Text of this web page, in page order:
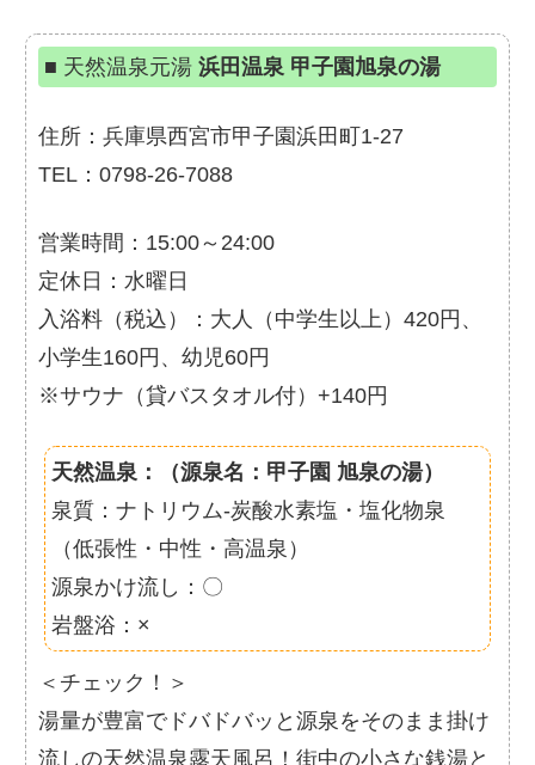
■ 天然温泉元湯 浜田温泉 甲子園旭泉の湯
住所：兵庫県西宮市甲子園浜田町1-27
TEL：0798-26-7088
営業時間：15:00～24:00
定休日：水曜日
入浴料（税込）：大人（中学生以上）420円、
小学生160円、幼児60円
※サウナ（貸バスタオル付）+140円
天然温泉：（源泉名：甲子園 旭泉の湯）
泉質：ナトリウム-炭酸水素塩・塩化物泉
（低張性・中性・高温泉）
源泉かけ流し：〇
岩盤浴：×
＜チェック！＞
湯量が豊富でドバドバッと源泉をそのまま掛け
流しの天然温泉露天風呂！街中の小さな銭湯と